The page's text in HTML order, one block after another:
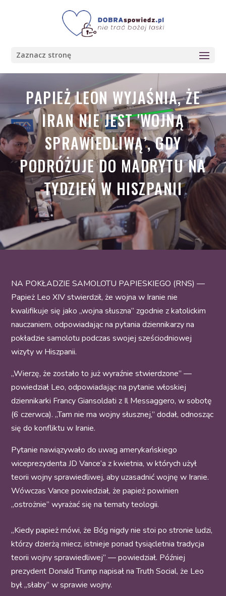
Zaznacz stronę
PAPIEŻ LEON WYJAŚNIA, ŻE
IRAN NIE JEST 'WOJNĄ
SPRAWIEDLIWĄ’, GDY
PODRÓŻUJE DO MADRYTU NA
TYDZIEŃ W HISZPANII
NA POKŁADZIE SAMOLOTU PAPIESKIEGO (RNS) —
Papież Leo XIV stwierdził, że wojna w Iranie nie
kwalifikuje się jako „wojna słuszna” zgodnie z katolickim
nauczaniem, odpowiadając na pytania dziennikarzy na
pokładzie samolotu podczas swojej sześciodniowej
wizyty w Hiszpanii.
„Wierzę, że zostało to już wyraźnie stwierdzone” —
powiedział Leo, odpowiadając na pytanie włoskiej
dziennikarki Francy Giansoldati z Il Messaggero, w sobotę
(6 czerwca). „Tam nie ma wojny słusznej,” dodał, odnosząc
się do konfliktu w Iranie.
Pytanie nawiązywało do uwag amerykańskiego
wiceprezydenta JD Vance’a z kwietnia, w których użył
teorii wojny sprawiedliwej, aby uzasadnić wojnę w Iranie.
Wówczas Vance powiedział, że papież powinien
„ostrożnie” wyrażać się na tematy teologii.
„Kiedy papież mówi, że Bóg nigdy nie stoi po stronie ludzi,
którzy dzierżą miecz, istnieje ponad tysiącletnia tradycja
teorii wojny sprawiedliwej” — powiedział. Później
prezydent Donald Trump napisał na Truth Social, że Leo
był „słaby” w sprawie wojny.